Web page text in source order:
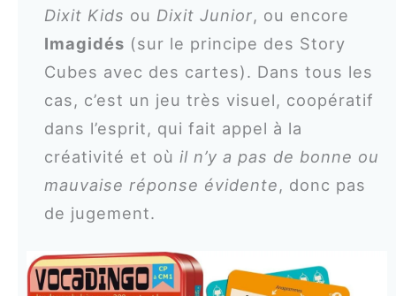
Dixit Kids ou Dixit Junior, ou encore
Imagidés (sur le principe des Story
Cubes avec des cartes). Dans tous les
cas, c’est un jeu très visuel, coopératif
dans l’esprit, qui fait appel à la
créativité et où il n’y a pas de bonne ou
mauvaise réponse évidente, donc pas
de jugement.